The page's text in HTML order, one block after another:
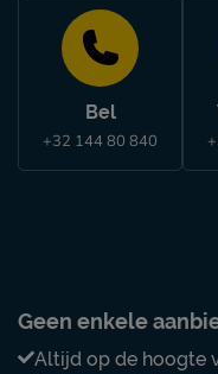
Bel
+32 144 80 840
Geen enkele
Altijd op de hoogte